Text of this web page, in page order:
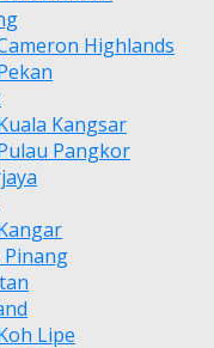
Highlands
Kangsar
Pangkor
Pinang
Lipe